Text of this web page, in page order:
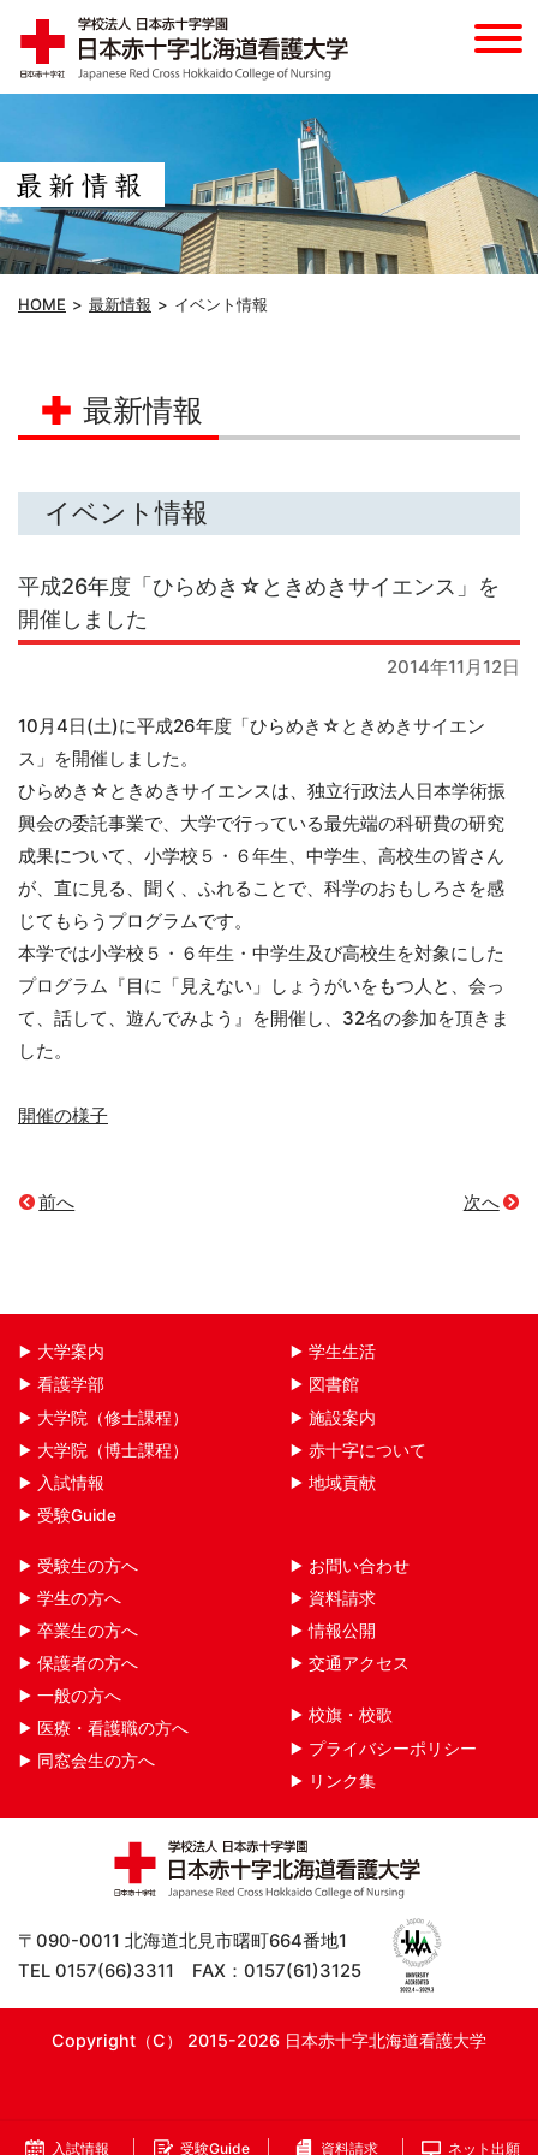
HOME 最新情報 イベント情報
最新情報
イベント情報
平成26年度「ひらめき☆ときめきサイエンス」を
開催しました
2014年11月12日
10月4日(土)に平成26年度「ひらめき☆ときめきサイエン
ス」を開催しました。
ひらめき☆ときめきサイエンスは、独立行政法人日本学術振
興会の委託事業で、大学で行っている最先端の科研費の研究
成果について、小学校５・６年生、中学生、高校生の皆さん
が、直に見る、聞く、ふれることで、科学のおもしろさを感
じてもらうプログラムです。
本学では小学校５・６年生・中学生及び高校生を対象にした
プログラム『目に「見えない」しょうがいをもつ人と、会っ
て、話して、遊んでみよう』を開催し、32名の参加を頂きま
した。
開催の様子
前へ 次へ
大学案内
看護学部
大学院（修士課程）
大学院（博士課程）
入試情報
受験Guide
学生生活
図書館
施設案内
赤十字について
地域貢献
受験生の方へ
学生の方へ
卒業生の方へ
保護者の方へ
一般の方へ
医療・看護職の方へ
同窓会生の方へ
お問い合わせ
資料請求
情報公開
交通アクセス
校旗・校歌
プライバシーポリシー
リンク集
〒090-0011 北海道北見市曙町664番地1
TEL 0157(66)3311 FAX：0157(61)3125
Copyright（C） 2015-2026 日本赤十字北海道看護大学
入試情報 受験Guide 資料請求 ネット 出願